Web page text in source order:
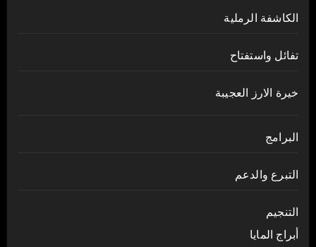
الكاشفة الرملية
تفائل واستفتاح
خيرة الارز العجيبة
البرامج
التبرع والدعم
التنجيم
أبراج المايا